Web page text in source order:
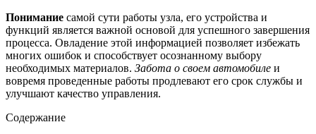
Понимание самой сути работы узла, его устройства и
функций является важной основой для успешного завершения
процесса. Овладение этой информацией позволяет избежать
многих ошибок и способствует осознанному выбору
необходимых материалов. Забота о своем автомобиле и
вовремя проведенные работы продлевают его срок службы и
улучшают качество управления.
Содержание